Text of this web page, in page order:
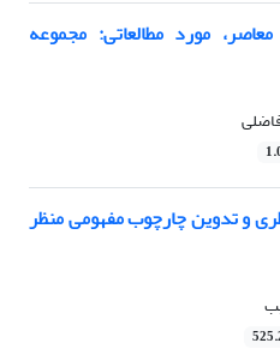
مورد مطالعاتی: مجموعه
و تدوین چارچوب مفهومی منظر